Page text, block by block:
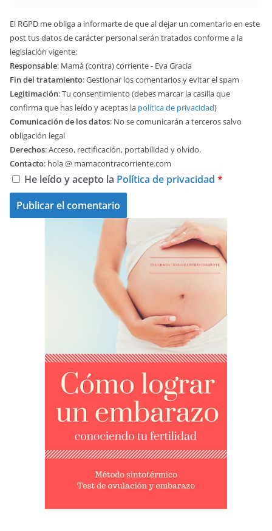
El RGPD me obliga a informarte de que al dejar un comentario en este
post tus datos de carácter personal serán tratados conforme a la
legislación vigente:
Responsable: Mamá (contra) corriente - Eva Gracia
Fin del tratamiento: Gestionar los comentarios y evitar el spam
Legitimación: Tu consentimiento (debes marcar la casilla que
confirma que has leído y aceptas la política de privacidad)
Comunicación de los datos: No se comunicarán a terceros salvo
obligación legal
Derechos: Acceso, rectificación, portabilidad y olvido.
Contacto: hola @ mamacontracorriente.com
He leído y acepto la Política de privacidad *